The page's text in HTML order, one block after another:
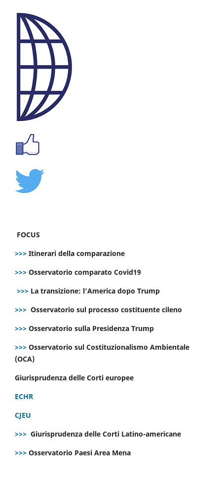
FOCUS
>>> Itinerari della comparazione
>>> Osservatorio comparato Covid19
>>> La transizione: l’America dopo Trump
>>> Osservatorio sul processo costituente cileno
>>> Osservatorio sulla Presidenza Trump
>>> Osservatorio sul Costituzionalismo Ambientale
(OCA)
Giurisprudenza delle Corti europee
ECHR
CJEU
>>> Giurisprudenza delle Corti Latino-americane
>>> Osservatorio Paesi Area Mena